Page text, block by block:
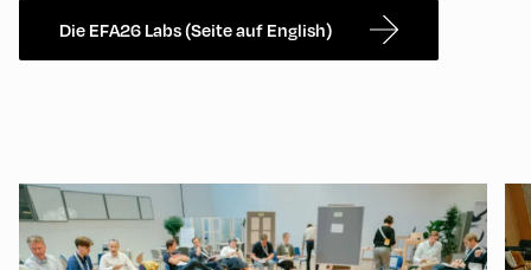
Die EFA26 Labs (Seite auf English)